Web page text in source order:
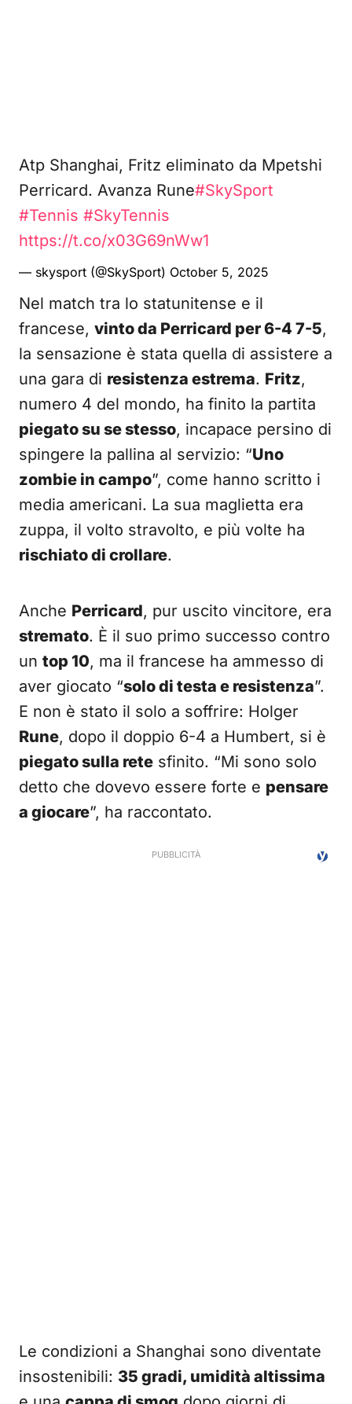
Atp Shanghai, Fritz eliminato da Mpetshi
Perricard. Avanza Rune#SkySport
#Tennis #SkyTennis
https://t.co/x03G69nWw1
— skysport (@SkySport) October 5, 2025
Nel match tra lo statunitense e il
francese, vinto da Perricard per 6-4 7-5,
la sensazione è stata quella di assistere a
una gara di resistenza estrema. Fritz,
numero 4 del mondo, ha finito la partita
piegato su se stesso, incapace persino di
spingere la pallina al servizio: “Uno
zombie in campo”, come hanno scritto i
media americani. La sua maglietta era
zuppa, il volto stravolto, e più volte ha
rischiato di crollare.
Anche Perricard, pur uscito vincitore, era
stremato. È il suo primo successo contro
un top 10, ma il francese ha ammesso di
aver giocato “solo di testa e resistenza”.
E non è stato il solo a soffrire: Holger
Rune, dopo il doppio 6-4 a Humbert, si è
piegato sulla rete sfinito. “Mi sono solo
detto che dovevo essere forte e pensare
a giocare”, ha raccontato.
Le condizioni a Shanghai sono diventate
insostenibili: 35 gradi, umidità altissima